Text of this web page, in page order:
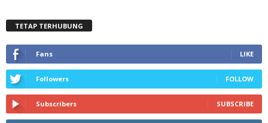
TETAP TERHUBUNG
Fans LIKE
Followers FOLLOW
Subscribers SUBSCRIBE